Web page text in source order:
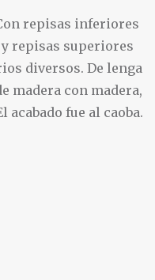
repisas inferiores
repisas superiores
diversos. De lenga
madera con madera,
acabado fue al caoba.